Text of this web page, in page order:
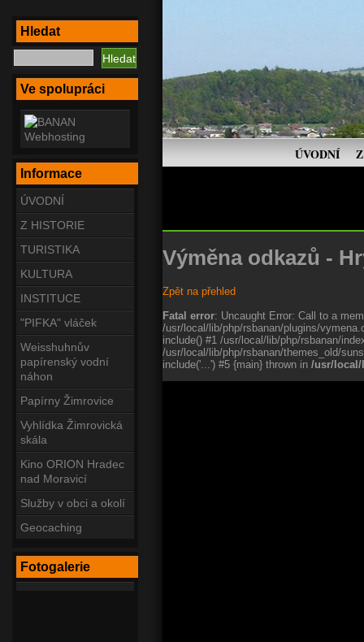
ÚVODNÍ
Hledat
Ve spolupráci
Informace
ÚVODNÍ
Z HISTORIE
TURISTIKA
KULTURA
INSTITUCE
"PIFKA" vláček
Weisshuhnův
papírenský vodní
náhon
Papírny Žimrovice
Vyhlídka Žimrovická
skála
Kino ORION Hradec
nad Moravicí
Služby v obci a okolí
Geocaching
Fotogalerie
Výměna odkazů -
Zpět na přehled
Fatal error: Uncaught Error: Call to a
/usr/local/lib/php/rsbanan/plugins/
include() #1 /usr/local/lib/php/rsbanan/
/usr/local/lib/php/rsbanan/themes_old/
include('...') #5 {main} thrown in /usr/local/